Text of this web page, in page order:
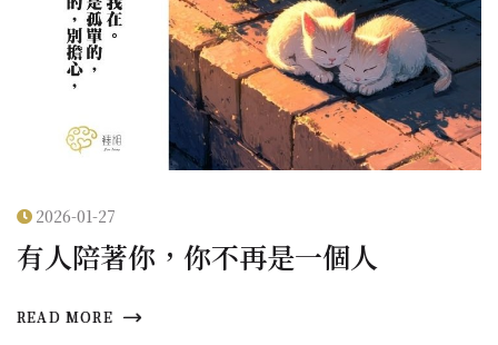
2026-01-27
有人陪著你，你不再是一個人
READ MORE